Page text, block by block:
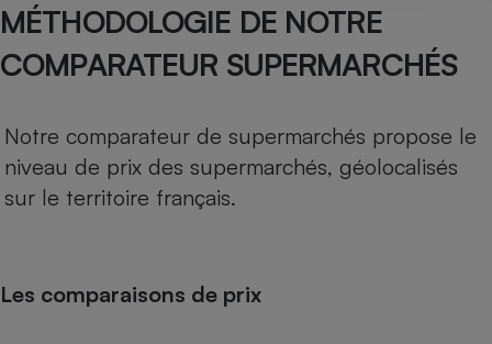
MÉTHODOLOGIE DE NOTRE
COMPARATEUR SUPERMARCHÉS
Notre comparateur de supermarchés propose le
niveau de prix des supermarchés, géolocalisés
sur le territoire français.
Les comparaisons de prix